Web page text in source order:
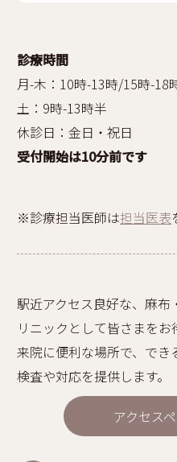
診療時間
月-木：10時-13時/15時-18
土：9時-13時半
休診日：金日・祝日
受付開始は10分前です
※診療担当医師は担当医表
駅近アクセス良好な、麻
リニックとして皆さまをお
来院に便利な場所で、で
検査や対応を提供します。
アクセス